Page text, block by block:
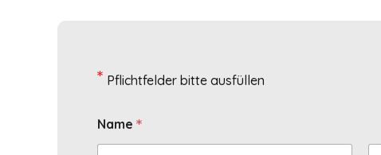
* Pflichtfelder bitte ausfüllen
Name *